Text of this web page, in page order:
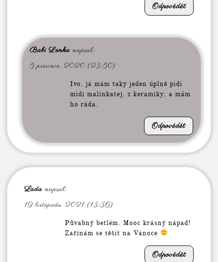
Odpovědět
Babi Lenka napsal:
5 prosince, 2020 (23:50)
Ivo, já mám taky jeden úplně pidi
midi malinkatej, z keramiky, a mám
ho ráda.
Odpovědět
Lada napsal:
19 listopadu, 2021 (13:36)
Půvabný betlém. Mooc krásný nápad!
Začínám se těšit na Vánoce
Odpovědět